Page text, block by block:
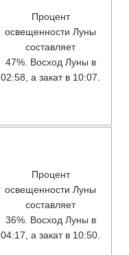
Процент
освещенности Луны
составляет
47%. Восход Луны в
02:58, а закат в 10:07.
Процент
освещенности Луны
составляет
36%. Восход Луны в
04:17, а закат в 10:50.